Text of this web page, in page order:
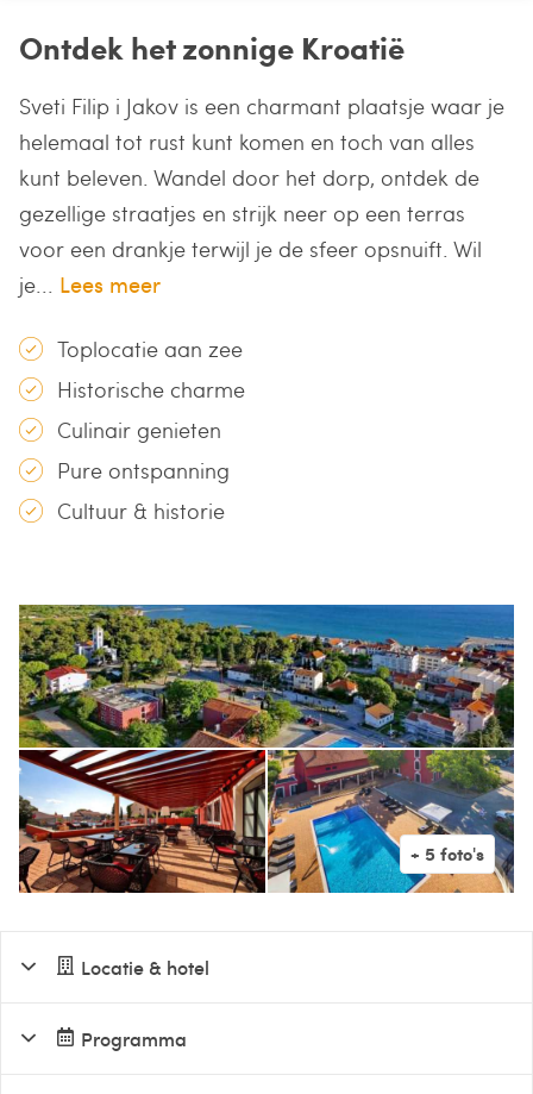
Ontdek het zonnige Kroatië
Sveti Filip i Jakov is een charmant plaatsje waar je
helemaal tot rust kunt komen en toch van alles
kunt beleven. Wandel door het dorp, ontdek de
gezellige straatjes en strijk neer op een terras
voor een drankje terwijl je de sfeer opsnuift. Wil
je... Lees meer
Toplocatie aan zee
Historische charme
Culinair genieten
Pure ontspanning
Cultuur & historie
Locatie & hotel
Programma